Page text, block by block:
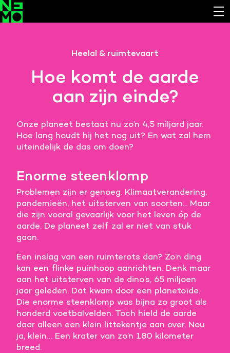
Heelal & ruimtevaart
Hoe komt de aarde
aan zijn einde?
Onze planeet bestaat nu zo’n 4,5 miljard jaar.
Hoe lang houdt hij het nog uit? En wat zal hem
uiteindelijk de das om doen?
Enorme steenklomp
Problemen zijn er genoeg. Klimaatverandering,
pandemieën, het uitsterven van soorten... Maar
die zijn vooral gevaarlijk voor het leven óp de
aarde. De planeet zelf zal er niet van stuk
gaan.
Een inslag van een ruimterots dan? Zo’n ding
kan een flinke puinhoop aanrichten. Denk maar
aan het uitsterven van de dino’s, 65 miljoen
jaar geleden. Dat kwam door een planetoïde.
Die enorme steenklomp was bijna zo groot als
honderd voetbalvelden. Toch hield de aarde
daar alleen een klein littekentje aan over. Nou
ja, klein… Een krater van zo’n 180 kilometer
breed.
Cookies van derde partijen
Noodzakelijk om content van externe bronnen te
Analystische cookies
Analyseert het websitegebruik en helpt de website
verbeteren.
Marketing cookies
Verzamelt informatie over de klantreis.
Deze website maakt gebruik van cookies. Pas hier
je voorkeuren aan.
Meer informatie
Alle cookies accepteren
Voorkeuren opslaan